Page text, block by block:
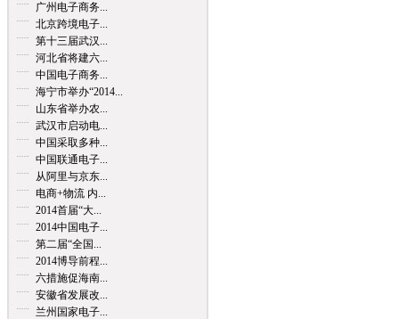
广州电子商务...
北京跨境电子...
第十三届武汉...
河北省将建六...
中国电子商务...
海宁市举办“2014...
山东省举办农...
武汉市启动电...
中国采取多种...
中国联通电子...
从阿里与京东...
电商+物流 内...
2014首届“大...
2014中国电子...
第二届“全国...
2014博导前程...
六措施促海南...
安徽省发展改...
兰州国家电子...